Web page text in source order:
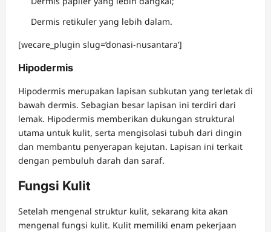
Dermis retikuler yang lebih dalam.
[wecare_plugin slug=’donasi-nusantara’]
Hipodermis
Hipodermis merupakan lapisan subkutan yang terletak di
bawah dermis. Sebagian besar lapisan ini terdiri dari
lemak. Hipodermis memberikan dukungan struktural
utama untuk kulit, serta mengisolasi tubuh dari dingin
dan membantu penyerapan kejutan. Lapisan ini terkait
dengan pembuluh darah dan saraf.
Fungsi Kulit
Setelah mengenal struktur kulit, sekarang kita akan
mengenal fungsi kulit. Kulit memiliki enam pekerjaan